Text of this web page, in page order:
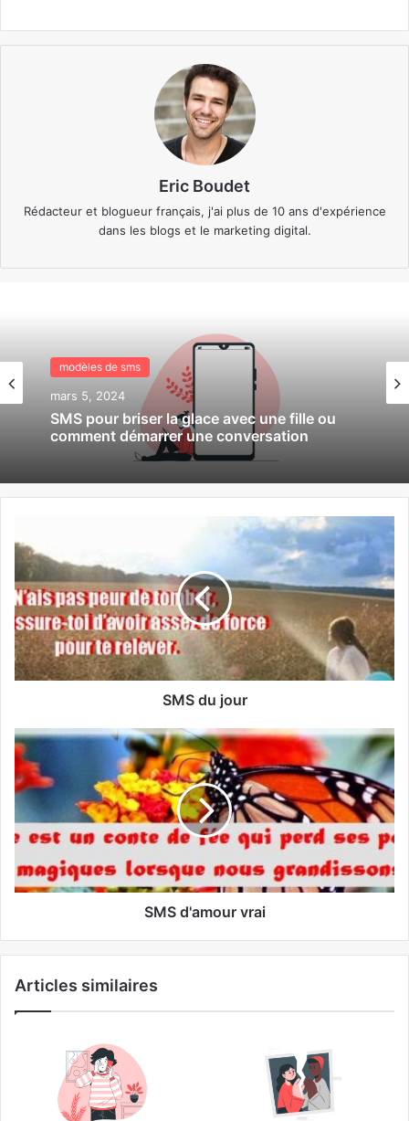
Eric Boudet
Rédacteur et blogueur français, j'ai plus de 10 ans d'expérience
dans les blogs et le marketing digital.
modèles de sms
mars 5, 2024
SMS pour briser la glace avec une fille ou
comment démarrer une conversation
modèles de sms
février 28, 2024
Sms j’ai rêvé de toi cette nuit
SMS du jour
SMS d'amour vrai
Articles similaires